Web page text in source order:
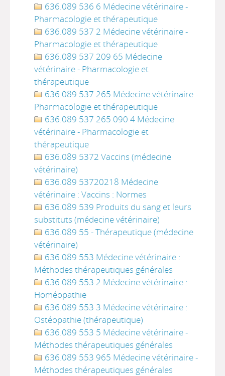
636.089 536 6 Médecine vétérinaire -
Pharmacologie et thérapeutique
636.089 537 2 Médecine vétérinaire -
Pharmacologie et thérapeutique
636.089 537 209 65 Médecine
vétérinaire - Pharmacologie et
thérapeutique
636.089 537 265 Médecine vétérinaire -
Pharmacologie et thérapeutique
636.089 537 265 090 4 Médecine
vétérinaire - Pharmacologie et
thérapeutique
636.089 5372 Vaccins (médecine
vétérinaire)
636.089 53720218 Médecine
vétérinaire : Vaccins : Normes
636.089 539 Produits du sang et leurs
substituts (médecine vétérinaire)
636.089 55 - Thérapeutique (médecine
vétérinaire)
636.089 553 Médecine vétérinaire :
Méthodes thérapeutiques générales
636.089 553 2 Médecine vétérinaire :
Homéopathie
636.089 553 3 Médecine vétérinaire :
Ostéopathie (thérapeutique)
636.089 553 5 Médecine vétérinaire -
Méthodes thérapeutiques générales
636.089 553 965 Médecine vétérinaire -
Méthodes thérapeutiques générales